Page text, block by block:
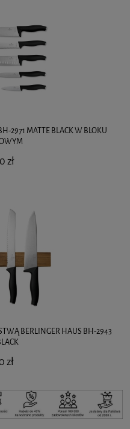
2971 MATTE BLACK W BLOKU
zł
BERLINGER HAUS BH-2943
zł